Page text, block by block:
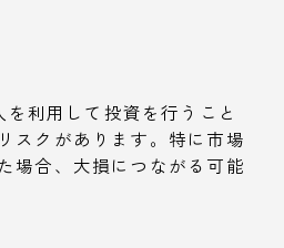
を利用して投資を行うこと
スクがあります。特に市場
場合、大損につながる可能